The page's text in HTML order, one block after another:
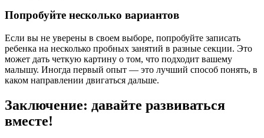
Попробуйте несколько вариантов
Если вы не уверены в своем выборе, попробуйте записать
ребенка на несколько пробных занятий в разные секции. Это
может дать четкую картину о том, что подходит вашему
малышу. Иногда первый опыт — это лучший способ понять, в
каком направлении двигаться дальше.
Заключение: давайте развиваться
вместе!